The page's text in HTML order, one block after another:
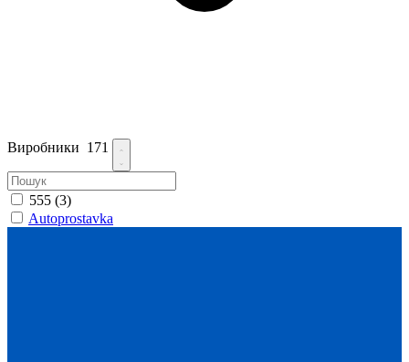
Виробники 171
555 (3)
Autoprostavka